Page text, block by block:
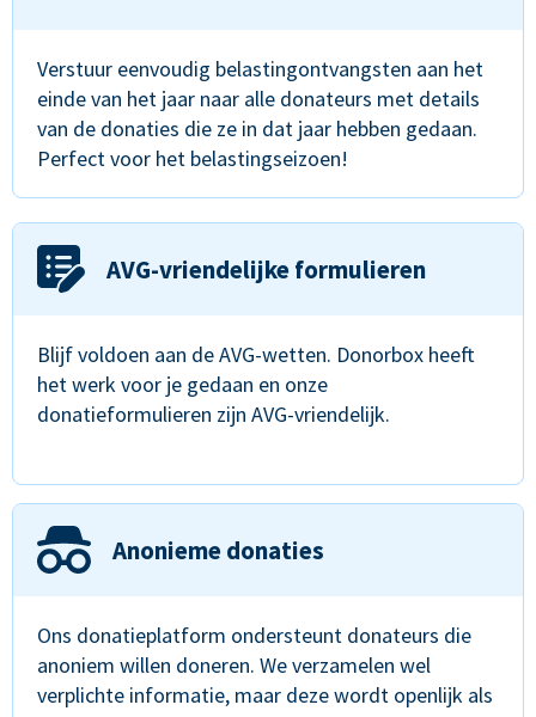
Verstuur eenvoudig belastingontvangsten aan het
einde van het jaar naar alle donateurs met details
van de donaties die ze in dat jaar hebben gedaan.
Perfect voor het belastingseizoen!
AVG-vriendelijke formulieren
Blijf voldoen aan de AVG-wetten. Donorbox heeft
het werk voor je gedaan en onze
donatieformulieren zijn AVG-vriendelijk.
Anonieme donaties
Ons donatieplatform ondersteunt donateurs die
anoniem willen doneren. We verzamelen wel
verplichte informatie, maar deze wordt openlijk als